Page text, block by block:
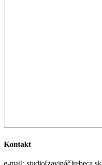
Kontakt
e-mail: studio[zavináč]rebeca.sk